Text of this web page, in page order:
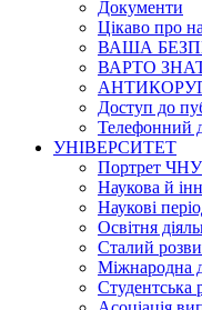
Документи
Цікаво про
ВАША
ВАРТО
Доступ до
Телефонний
УНІВЕРСИТЕТ
Портрет ЧНУ
Наукова й
Наукові
Освітня
Сталий
Міжнародна
Студентська